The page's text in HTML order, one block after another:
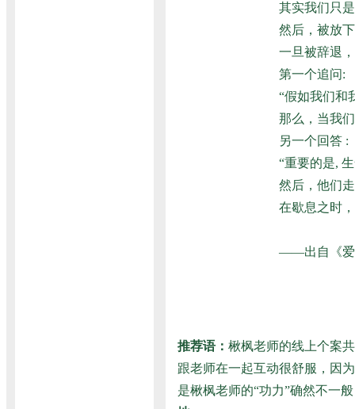
其实我们只
然后，被放
一旦被辞退
第一个追问:
“假如我们和
那么，当我
另一个回答 :
“重要的是,
然后，他们
在歇息之时
——出自《爱
推荐语： 楸枫老师的线上个案
跟老师在一起互动很舒服，因
是楸枫老师的“功力”确然不一